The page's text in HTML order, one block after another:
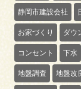
静岡市建設会社
お家づくり ダウ
コンセント 下水
地盤調査 地盤改